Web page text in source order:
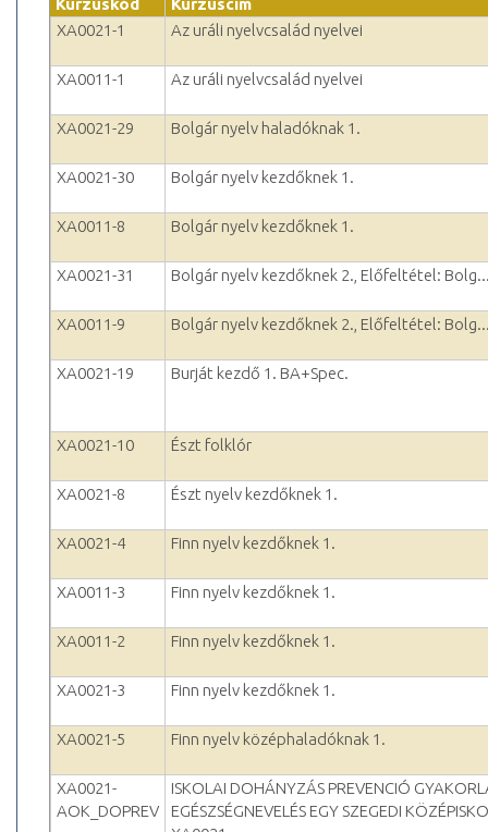
Kurzuskód
Kurzuscím
XA0021-1
Az uráli nyelvcsalád nyelvei
XA0011-1 Az uráli nyelvcsalád nyelvei
XA0021-29 Bolgár nyelv haladóknak 1.
XA0021-30 Bolgár nyelv kezdőknek 1.
XA0011-8 Bolgár nyelv kezdőknek 1.
XA0021-31 Bolgár nyelv kezdőknek 2., Előfeltétel:
XA0011-9 Bolgár nyelv kezdőknek 2., Előfeltétel:
XA0021-19 Burját kezdő 1. BA+Spec.
XA0021-10 Észt folklór
XA0021-8 Észt nyelv kezdőknek 1.
XA0021-4 Finn nyelv kezdőknek 1.
XA0011-3 Finn nyelv kezdőknek 1.
XA0011-2 Finn nyelv kezdőknek 1.
XA0021-3 Finn nyelv kezdőknek 1.
XA0021-5 Finn nyelv középhaladóknak 1.
XA0021-
AOK_DOPREV
ISKOLAI DOHÁNYZÁS PREVENCIÓ
EGÉSZSÉGNEVELÉS EGY SZEGEDI